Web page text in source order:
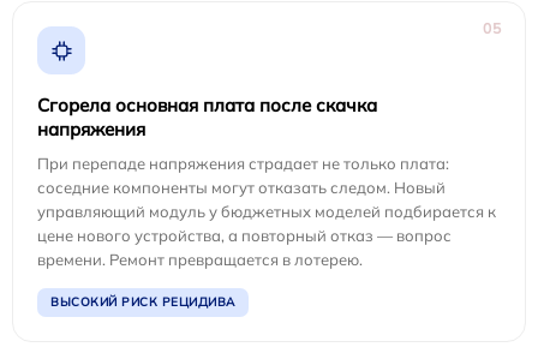
05
Сгорела основная плата после скачка
напряжения
При перепаде напряжения страдает не только плата:
соседние компоненты могут отказать следом. Новый
управляющий модуль у бюджетных моделей подбирается к
цене нового устройства, а повторный отказ — вопрос
времени. Ремонт превращается в лотерею.
ВЫСОКИЙ РИСК РЕЦИДИВА